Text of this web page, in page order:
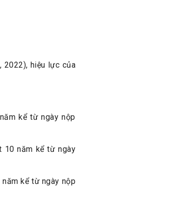
2022), hiệu lực của
kể từ ngày nộp
10 năm kể từ ngày
kể từ ngày nộp